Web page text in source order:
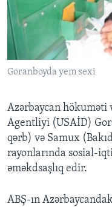
BIZI IZLƏYIN
Goranboyda yem sexi
Azərbaycan hökuməti
Agentliyi (USAİD)
qərb) və Samux
rayonlarında sosial-
əməkdsaşlıq edir.
ABŞ-ın